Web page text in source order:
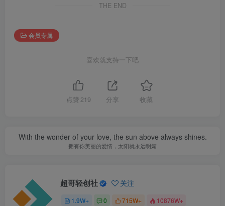
THE END
会员专属
喜欢就支持一下吧
点赞 219 分享 收藏
With the wonder of your love, the sun above always shines.
拥有你美丽的爱情，太阳就永远明媚
超哥轻创社 关注
1.9W+ 0 715W+ 10876W+